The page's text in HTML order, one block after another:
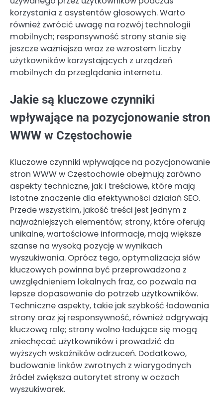
korzystania z asystentów głosowych. Warto
również zwrócić uwagę na rozwój technologii
mobilnych; responsywność strony stanie się
jeszcze ważniejsza wraz ze wzrostem liczby
użytkowników korzystających z urządzeń
mobilnych do przeglądania internetu.
Jakie są kluczowe czynniki
wpływające na pozycjonowanie stron
WWW w Częstochowie
Kluczowe czynniki wpływające na pozycjonowanie
stron WWW w Częstochowie obejmują zarówno
aspekty techniczne, jak i treściowe, które mają
istotne znaczenie dla efektywności działań SEO.
Przede wszystkim, jakość treści jest jednym z
najważniejszych elementów; strony, które oferują
unikalne, wartościowe informacje, mają większe
szanse na wysoką pozycję w wynikach
wyszukiwania. Oprócz tego, optymalizacja słów
kluczowych powinna być przeprowadzona z
uwzględnieniem lokalnych fraz, co pozwala na
lepsze dopasowanie do potrzeb użytkowników.
Techniczne aspekty, takie jak szybkość ładowania
strony oraz jej responsywność, również odgrywają
kluczową rolę; strony wolno ładujące się mogą
zniechęcać użytkowników i prowadzić do
wyższych wskaźników odrzuceń. Dodatkowo,
budowanie linków zwrotnych z wiarygodnych
źródeł zwiększa autorytet strony w oczach
wyszukiwarek.